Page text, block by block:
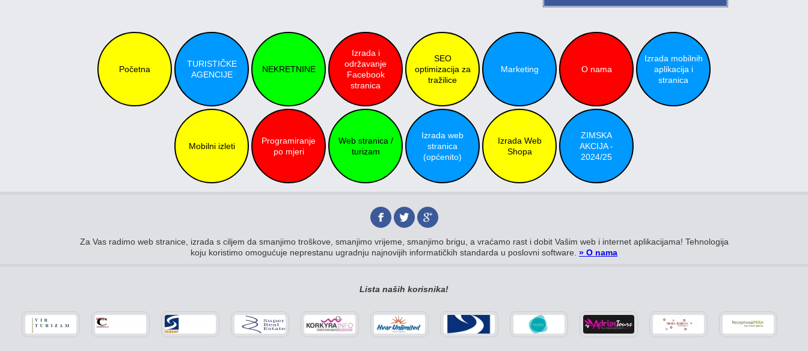
Početna
TURISTIČKE
AGENCIJE
NEKRETNINE
Izrada i
održavanje
Facebook
stranica
SEO
optimizacija za
tražilice
Marketing O nama
Izrada mobilnih
aplikacija i
stranica
Mobilni izleti
Programiranje
po mjeri
Web stranica /
turizam
Izrada web
stranica
(općenito)
Izrada Web
Shopa
ZIMSKA
AKCIJA -
2024/25
Za Vas radimo web stranice, izrada s ciljem da smanjimo troškove, smanjimo vrijeme, smanjimo brigu, a vraćamo rast i dobit Vašim web i internet aplikacijama! Tehnologija
koju koristimo omogućuje neprestanu ugradnju najnovijih informatičkih standarda u poslovni software. » O nama
Lista naših korisnika!